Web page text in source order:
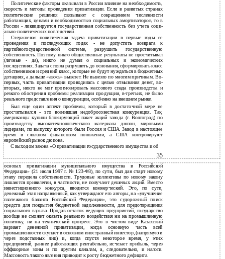
Политические факторы оказывали в России влияние на необходимость,
скорость и методы проведения приватизации. Если в развитых странах
политические решения связывают с сокращением численности
работающих, ценами и необходимостью социальных амортизаторов, то в
России - ликвидируется государственная собственность без учета соци-
ально-политических последствий.
Стержневая политическая задача приватизации в первые годы ее
проведения и последующих годах - не допустить возврата к
партийногосударственной системе, разрушить государственную
собственность. Поэтому никто общественные результаты не просчитывал
(личные - да), никто не думал о социальных и экономических
последствиях. Задача стояла разрушить до основания, сформировать класс
собственников и средний класс, которые не будут нуждаться в бюджетных
дотациях, а дальше «авось» вывезет. Не вывезло по многим причинам. Во-
первых, часть приватизации проводилась с целью отмывания денег, во-
вторых, никто не мог прогнозировать массового спада производства и
резкого обострения проблемы реализации продукции, в-третьих, не было
реального представления о конкуренции, особенно на внешнем рынке.
Был еще один аспект проблемы, который в достаточной мере не
просчитывался - это возникшая недобросовестная конкуренция. Так,
американцы купили блокирующий пакет акций завода (г. Волгоград) по
производству высокотехнологического материала дюпон, мировыми
лидерами, по выпуску которого были Россия и США. Завод в настоящее
время в сложном финансовом положении, а США контролируют
европейский рынок дюпона.
С выходом закона «О приватизации государственного имущества и об
35
основах приватизации муниципального имущества в Российской
Федерации» (21 июля 1997 г. № 123-ФЗ), по сути, был дан старт новому
этапу передела собственности. Трудовые коллективы по новому закону
лишаются привилегии, в частности, не получают дешевых акций. Вместо
инвестиционного конкурса, вводится коммерческий. Это, по сути,
денежный этап направленный, как утверждают его авторы, на «улучшение
платежного баланса Российской Федерации», это судорожный поиск
средств для покрытия бюджетной задолженности, для предотвращения
социального взрыва. Продав остаток ведущих предприятий, государство
вообще не сможет оказать реального воздействия ни на промышленную
политику, ни на технический прогресс. Это в чистом виде Казахский
вариант денежной приватизации, когда основную часть всей
промышленности скупает в основном иностранный инвестор, (напрямую и
через подставных лиц) и, когда спустя некоторое время, у этих
предприятий, раннее работающих рентабельно, исчезает прибыль, через
оффшорные зоны и по другим каналам, а, следовательно, и налоги.
Массовость такого явления приводит к росту бюджетного дефицита.